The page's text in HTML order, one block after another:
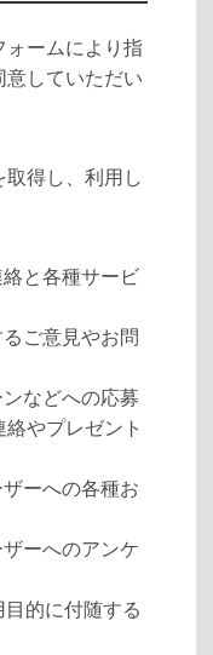
ォームにより指
意していただい
得し、利用し
と各種サービ
ご意見やお問
などへの応募
やプレゼント
ーへの各種お
ーへのアンケ
的に付随する